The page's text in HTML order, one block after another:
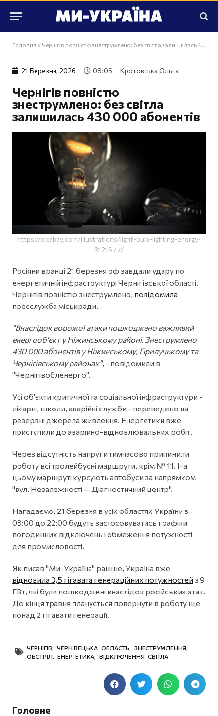
Головна » Чернігів повністю знеструмлено: без світла залишилась 430 000 абонентів
21 Березня, 2026 08:06 Кротовська Ольга
Чернігів повністю
знеструмлено: без світла
залишилась 430 000 абонентів
https://pixabay.com/illustrations/light-bulb-lighting-energy-
3121677/
Росіяни вранці 21 березня рф завдали удару по
енергетичній інфраструктурі Чернігівської області.
Чернігів повністю знеструмлено, повідомила
пресслужба міськради.
"Внаслідок ворожої атаки пошкоджено важливий
енергооб'єкт у Ніжинському районі. Знеструмлено
430 000 абонентів у Ніжинському, Прилуцькому та
Чернігівському районах", - повідомили в
"Чернігівобленерго".
Усі об'єкти критичної та соціальної інфраструктури -
лікарні, школи, аварійні служби - переведено на
резервні джерела живлення. Енергетики вже
приступили до аварійно-відновлювальних робіт.
Через відсутність напруги тимчасово припинили
роботу всі тролейбусні маршрути, крім № 11. На
цьому маршруті курсують автобуси за напрямком
"вул. Незалежності — Діагностичний центр".
Нагадаємо, 21 березня в усіх областях України з
08:00 до 22:00 будуть застосовуватись графіки
погодинних відключень і обмеження потужності
для промисловості.
Як писав "Ми-Україна" раніше, Україна вже
відновила 3,5 гігавата генераційних потужностей з 9
ГВт, які були пошкоджені внаслідок російських атак.
До кінця травня планується повернути в роботу ще
понад 2 гігавати генерації.
ЧЕРНІГІВ ЧЕРНІВЕЦЬКА ОБЛАСТЬ ЗНЕСТРУМЛЕННЯ
ОБСТРІЛ
ЕНЕРГЕТИКА ВІДКЛЮЧЕННЯ СВІТЛА
Головне